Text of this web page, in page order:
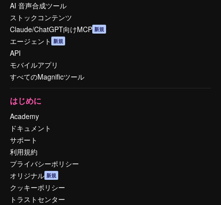
AI 音声合成ツール
ストックコンテンツ
Claude/ChatGPT向けMCP 新規
エージェント 新規
API
モバイルアプリ
すべてのMagnificツール
はじめに
Academy
ドキュメント
サポート
利用規約
プライバシーポリシー
オリジナル 新規
クッキーポリシー
トラストセンター